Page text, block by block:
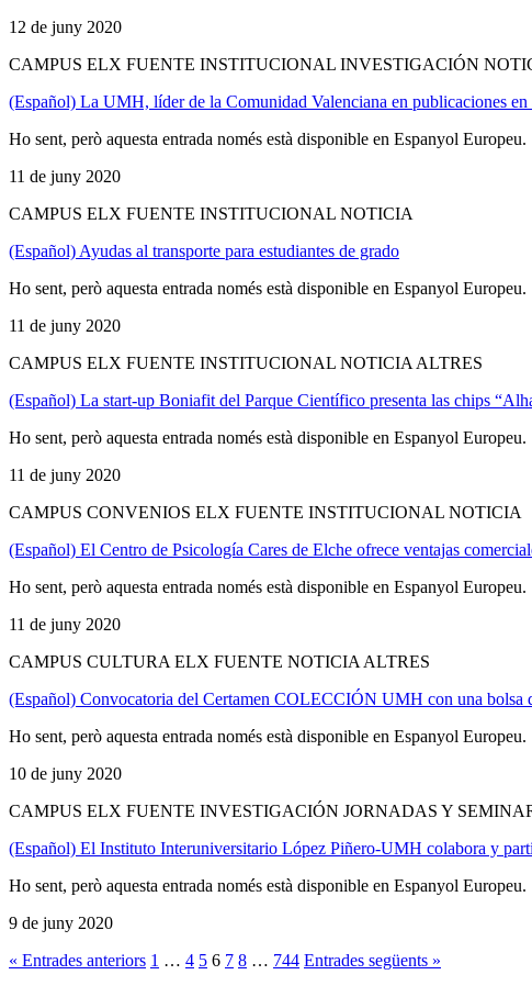
12 de juny 2020
CAMPUS ELX FUENTE INSTITUCIONAL INVESTIGACIÓN
(Español) La UMH, líder de la Comunidad Valenciana en publicaciones en
Ho sent, però aquesta entrada només està disponible en Espanyol Europeu.
11 de juny 2020
CAMPUS ELX FUENTE INSTITUCIONAL NOTICIA
(Español) Ayudas al transporte para estudiantes de grado
Ho sent, però aquesta entrada només està disponible en Espanyol Europeu.
11 de juny 2020
CAMPUS ELX FUENTE INSTITUCIONAL NOTICIA ALTRES
(Español) La start-up Boniafit del Parque Científico presenta las chips
Ho sent, però aquesta entrada només està disponible en Espanyol Europeu.
11 de juny 2020
CAMPUS CONVENIOS ELX FUENTE INSTITUCIONAL NOTICIA
(Español) El Centro de Psicología Cares de Elche ofrece ventajas
Ho sent, però aquesta entrada només està disponible en Espanyol Europeu.
11 de juny 2020
CAMPUS CULTURA ELX FUENTE NOTICIA ALTRES
(Español) Convocatoria del Certamen COLECCIÓN UMH con una bolsa
Ho sent, però aquesta entrada només està disponible en Espanyol Europeu.
10 de juny 2020
CAMPUS ELX FUENTE INVESTIGACIÓN JORNADAS Y
(Español) El Instituto Interuniversitario López Piñero-UMH colabora y
Ho sent, però aquesta entrada només està disponible en Espanyol Europeu.
9 de juny 2020
« Entrades anteriors 1 … 4 5 6 7 8 … 744 Entrades següents »